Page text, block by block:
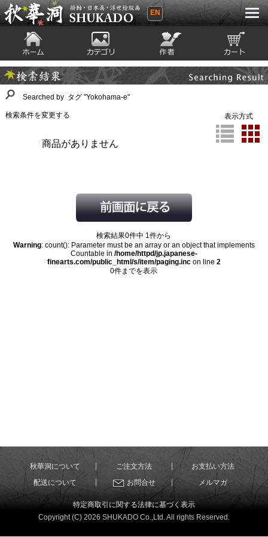
秋華洞 SHUKADO 掛軸・日本画・浮世
EN
ホーム カテゴリ 絵師 カート
検索結果
Searched by タグ "Yokohama-e"
検索条件を変更する 表示方式
商品がありません
検索結果0件中 1件から
Warning: count(): Parameter must be an array or an object that implements
Countable in /home/httpd/jp.japanese-
finearts.com/public_html/s/item/paging.incon line 2
0件までを表示
秋華洞について ご注文方法
お支払い方法
配送について
お問合せ メルマガ
特定商取引に関する法律に基づく表示
Copyright (C) 2026 SHUKADO Co.,Ltd. All rights Reserved.